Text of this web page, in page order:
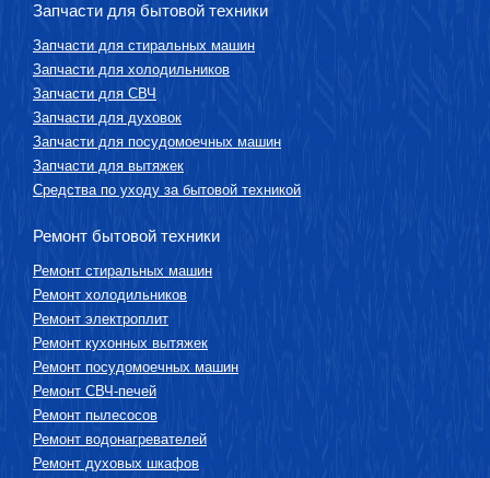
Запчасти для бытовой техники
Запчасти для стиральных машин
Запчасти для холодильников
Запчасти для СВЧ
Запчасти для духовок
Запчасти для посудомоечных машин
Запчасти для вытяжек
Средства по уходу за бытовой техникой
Ремонт бытовой техники
Ремонт стиральных машин
Ремонт холодильников
Ремонт электроплит
Ремонт кухонных вытяжек
Ремонт посудомоечных машин
Ремонт СВЧ-печей
Ремонт пылесосов
Ремонт водонагревателей
Ремонт духовых шкафов